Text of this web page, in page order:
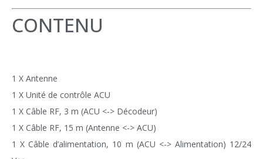
CONTENU
1 X Antenne
1 X Unité de contrôle ACU
1 X Câble RF, 3 m (ACU <-> Décodeur)
1 X Câble RF, 15 m (Antenne <-> ACU)
1 X Câble d’alimentation, 10 m (ACU <-> Alimentation) 12/24